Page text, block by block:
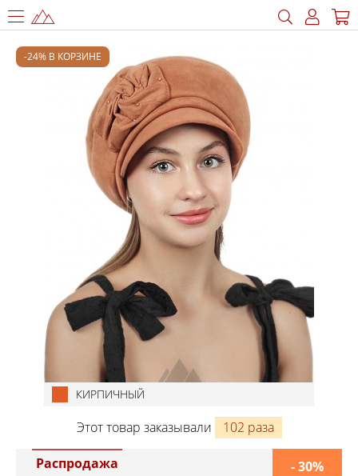
-24% В КОРЗИНЕ
КИРПИЧНЫЙ
Этот товар заказывали 102 раза
Распродажа - 30%